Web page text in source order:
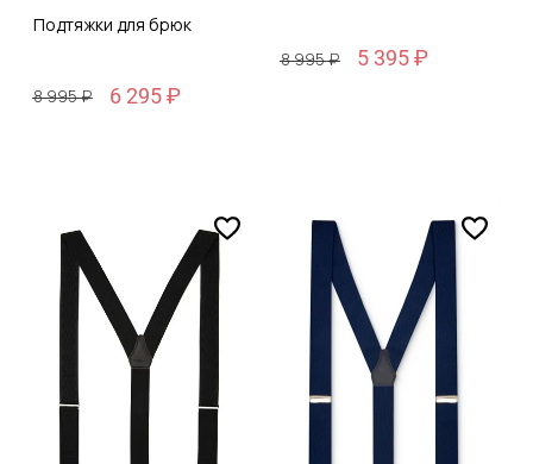
Подтяжки для брюк
8 995 ₽ 6 295 ₽
8 995 ₽ 5 395 ₽